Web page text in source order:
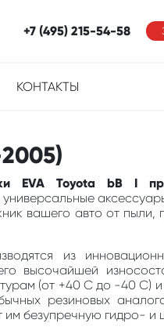
+7 (495) 215-54-58
КОНТАКТЫ
EVA Toyota bB I
вашего авто от пыли,
из
высочайшей
(от +40 С до -40 С)
резиновых
им безупречную гидро-